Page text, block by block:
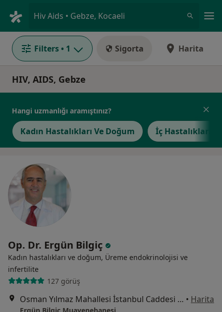
Hiv Aids • Gebze, Kocaeli
Filters • 1 Sigorta Harita
HIV, AIDS, Gebze
Hangi uzmanlığı aramıştınız?
Kadın Hastalıkları Ve Doğum İç Hastalıkları
Op. Dr. Ergün Bilgiç
Kadın hastalıkları ve doğum, Üreme endokrinolojisi ve
i̇nfertilite
127 görüş
Osman Yılmaz Mahallesi İstanbul Caddesi Cadde İstanbul Plaza No: 26 Kat:2 Daire:12 Gebze, Kocaeli • Harita